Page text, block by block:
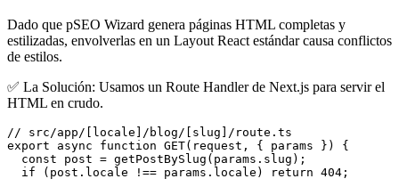
Dado que pSEO Wizard genera páginas HTML completas y
estilizadas, envolverlas en un Layout React estándar causa conflictos
de estilos.
✅ La Solución: Usamos un Route Handler de Next.js para servir el
HTML en crudo.
// src/app/[locale]/blog/[slug]/route.ts
export async function GET(request, { params }) {
  const post = getPostBySlug(params.slug);
  if (post.locale !== params.locale) return 404;